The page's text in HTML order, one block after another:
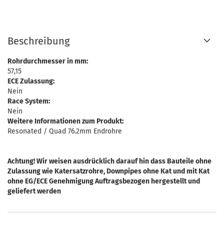
Beschreibung
Rohrdurchmesser in mm:
57,15
ECE Zulassung:
Nein
Race System:
Nein
Weitere Informationen zum Produkt:
Resonated / Quad 76.2mm Endrohre
Achtung! Wir weisen ausdrücklich darauf hin dass Bauteile ohne
Zulassung wie Katersatzrohre, Downpipes ohne Kat und mit Kat
ohne EG/ECE Genehmigung Auftragsbezogen hergestellt und
geliefert werden